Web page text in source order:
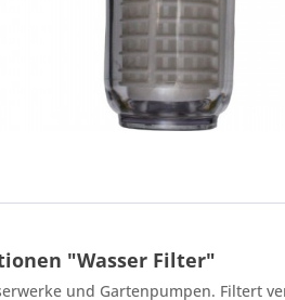
"Wasser Filter"
und Gartenpumpen. Filtert